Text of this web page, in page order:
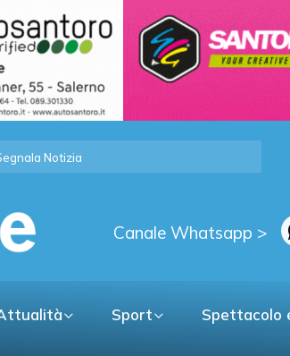
Notizia
Canale Whatsapp >
Sport Spettacolo